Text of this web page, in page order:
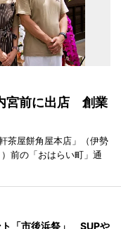
宮前に出店 創業
茶屋餅角屋本店」（伊勢
前の「おはらい町」通
ト「市後浜祭」 SUPや